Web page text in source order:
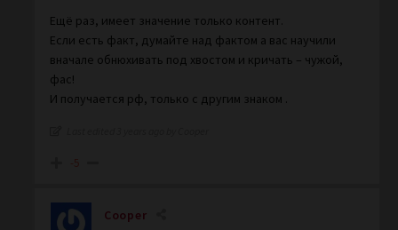
Ещё раз, имеет значение только контент.
Если есть факт, думайте над фактом а вас научили
вначале обнюхивать под хвостом и кричать – чужой,
фас!
И получается рф, только с другим знаком .
-5
Cooper